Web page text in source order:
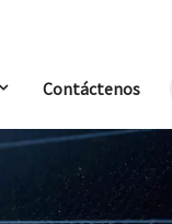
Contáctenos